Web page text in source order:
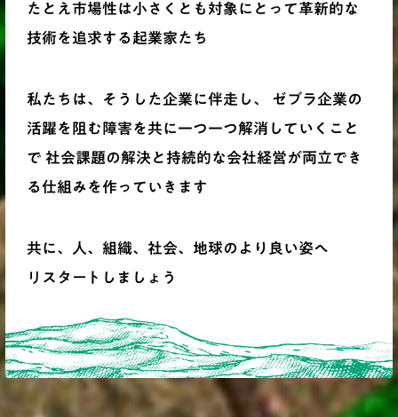
たとえ市場性は小さくとも対象にとって革新的な
技術を追求する起業家たち
私たちは、そうした企業に伴走し、 ゼブラ企業の
活躍を阻む障害を共に一つ一つ解消していくこと
で 社会課題の解決と持続的な会社経営が両立でき
る仕組みを作っていきます
共に、人、組織、社会、地球のより良い姿へ
リスタートしましょう